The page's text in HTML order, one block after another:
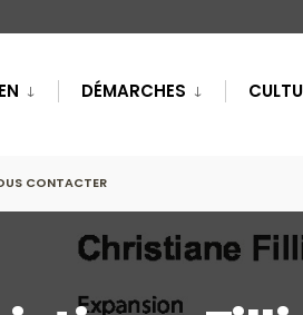
DÉMARCHES
CONTACTER